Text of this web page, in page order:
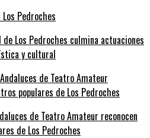
de Los Pedroches culmina actuaciones
y cultural
de Teatro Amateur reconocen
de Los Pedroches